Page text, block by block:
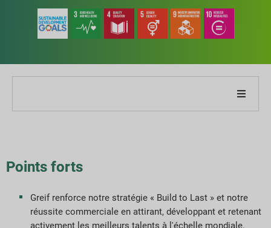
Objectifs et performances
Points forts
Greif renforce notre stratégie « Build to Last » et notre
réussite commerciale en attirant, développant et retenant
activement les meilleurs talents à l'échelle mondiale.